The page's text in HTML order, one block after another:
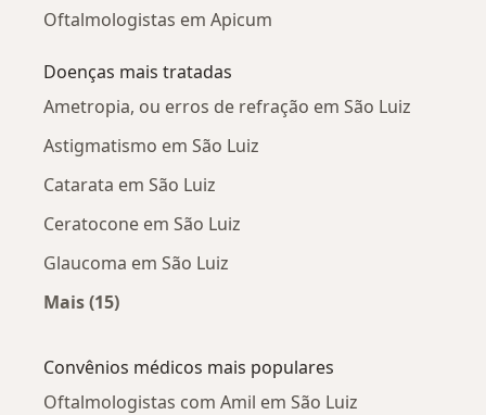
Oftalmologistas em Apicum
Doenças mais tratadas
Ametropia, ou erros de refração em São Luiz
Astigmatismo em São Luiz
Catarata em São Luiz
Ceratocone em São Luiz
Glaucoma em São Luiz
Mais (15)
Convênios médicos mais populares
Oftalmologistas com Amil em São Luiz